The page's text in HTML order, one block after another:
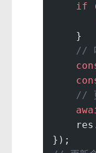
    if
    }
//
//
});